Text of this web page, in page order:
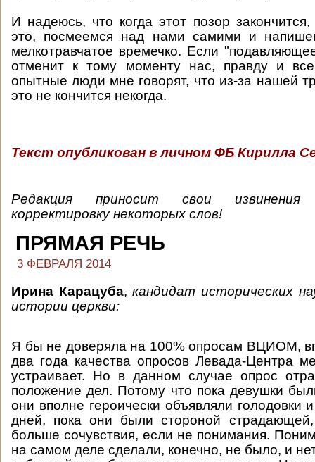
И надеюсь, что когда этот позор
это, посмеемся над нами самими и
мелкотравчатое времечко. Если
отменит к тому моменту нас, правду и
опытные люди мне говорят, что из-за нашей
это не кончится некогда.
Текст опубликован в личном ФБ Кирилла
Редакция приносит свои
корректировку некоторых слов!
ПРЯМАЯ РЕЧЬ
3 ФЕВРАЛЯ 2014
Ирина Карацуба,кандидат исторических
истории церкви:
Я бы не доверяла на 100% опросам ВЦИОМ,
два года качества опросов Левада-Центра
устраивает. Но в данном случае опрос
положение дел. Потому что пока девушки
они вполне героически объявляли голодовки
дней, пока они были стороной
больше сочувствия, если не понимания.
на самом деле сделали, конечно, не было, и